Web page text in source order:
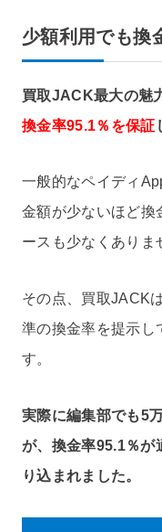
少額利用でも換
買取JACK最大の魅
換金率95.1％を保証
一般的なペイディ
金額が少ないほど換
ースも少なくありま
その点、買取JACK
準の換金率を提示し
す。
実際に編集部でも5
が、換金率95.1％が
り込まれました。